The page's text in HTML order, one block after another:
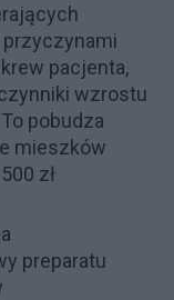
pacjenta,
wzrostu
pobudza
mieszków
zł
preparatu